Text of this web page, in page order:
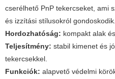
cserélhető PnP tekercseket, ami
és izzítási stílusokról gondoskodik.
Hordozhatóság: kompakt alak
Teljesítmény: stabil kimenet és
tekercsekkel.
Funkciók: alapvető védelmi